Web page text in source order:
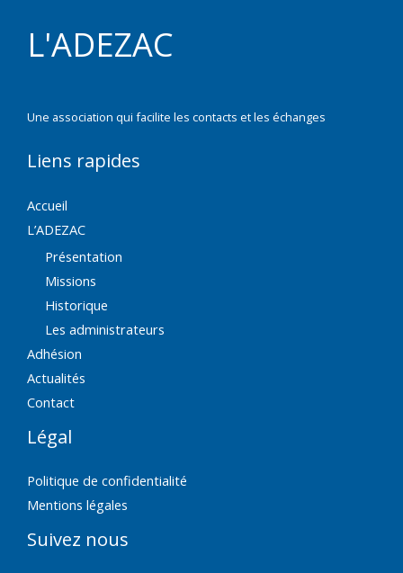
L'ADEZAC
Une association qui facilite les contacts et les échanges
Liens rapides
Accueil
L’ADEZAC
Présentation
Missions
Historique
Les administrateurs
Adhésion
Actualités
Contact
Légal
Politique de confidentialité
Mentions légales
Suivez nous